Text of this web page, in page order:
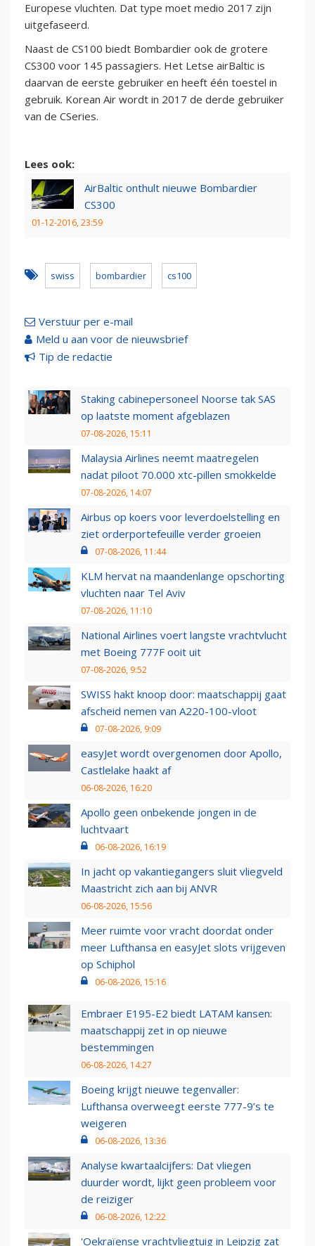
Europese vluchten. Dat type moet medio 2017 zijn
uitgefaseerd.
Naast de CS100 biedt Bombardier ook de grotere
CS300 voor 145 passagiers. Het Letse airBaltic is
daarvan de eerste gebruiker en heeft één toestel in
gebruik. Korean Air wordt in 2017 de derde gebruiker
van de CSeries.
Lees ook:
AirBaltic onthult nieuwe Bombardier
CS300
01-12-2016, 23:59
swiss bombardier cs100
Verstuur per e-mail
Meld u aan voor de nieuwsbrief
Tip de redactie
Staking cabinepersoneel Noorse tak SAS
op laatste moment afgeblazen
07-08-2026, 15:11
Malaysia Airlines neemt maatregelen
nadat piloot 70.000 xtc-pillen smokkelde
07-08-2026, 14:07
Airbus op koers voor leverdoelstelling en
ziet orderportefeuille verder groeien
07-08-2026, 11:44
KLM hervat na maandenlange opschorting
vluchten naar Tel Aviv
07-08-2026, 11:10
National Airlines voert langste vrachtvlucht
met Boeing 777F ooit uit
07-08-2026, 9:52
SWISS hakt knoop door: maatschappij gaat
afscheid nemen van A220-100-vloot
07-08-2026, 9:09
easyJet wordt overgenomen door Apollo,
Castlelake haakt af
06-08-2026, 16:20
Apollo geen onbekende jongen in de
luchtvaart
06-08-2026, 16:19
In jacht op vakantiegangers sluit vliegveld
Maastricht zich aan bij ANVR
06-08-2026, 15:56
Meer ruimte voor vracht doordat onder
meer Lufthansa en easyJet slots vrijgeven
op Schiphol
06-08-2026, 15:16
Embraer E195-E2 biedt LATAM kansen:
maatschappij zet in op nieuwe
bestemmingen
06-08-2026, 14:27
Boeing krijgt nieuwe tegenvaller:
Lufthansa overweegt eerste 777-9’s te
weigeren
06-08-2026, 13:36
Analyse kwartaalcijfers: Dat vliegen
duurder wordt, lijkt geen probleem voor
de reiziger
06-08-2026, 12:22
'Oekraïense vrachtvliegtuig in Leipzig zat